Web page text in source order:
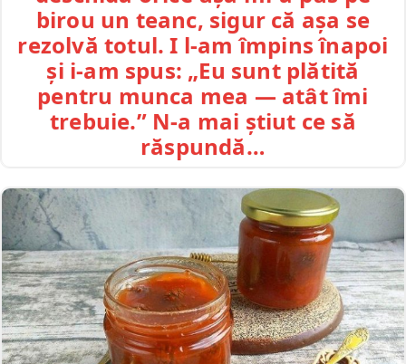
birou un teanc, sigur că așa se
rezolvă totul. I l-am împins înapoi
și i-am spus: „Eu sunt plătită
pentru munca mea — atât îmi
trebuie.” N-a mai știut ce să
răspundă…